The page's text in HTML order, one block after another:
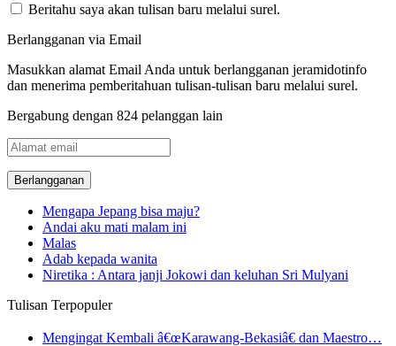
Beritahu saya akan tulisan baru melalui surel.
Berlangganan via Email
Masukkan alamat Email Anda untuk berlangganan jeramidotinfo
dan menerima pemberitahuan tulisan-tulisan baru melalui surel.
Bergabung dengan 824 pelanggan lain
Alamat
email
Mengapa Jepang bisa maju?
Andai aku mati malam ini
Malas
Adab kepada wanita
Niretika : Antara janji Jokowi dan keluhan Sri Mulyani
Tulisan Terpopuler
Mengingat Kembali â€œKarawang-Bekasiâ€ dan Maestro…